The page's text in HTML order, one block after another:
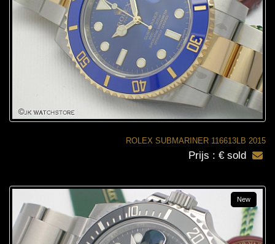
ROLEX SUBMARINER 116613LB 2015
Prijs : € sold
New